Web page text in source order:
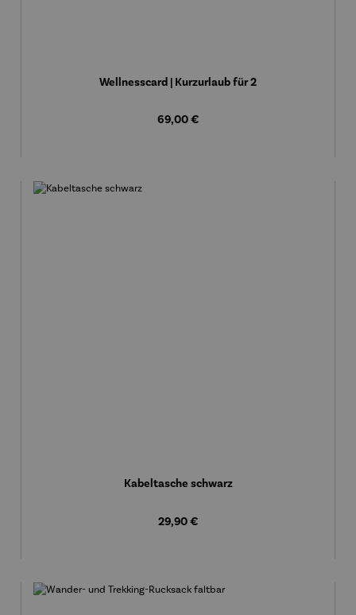
Wellnesscard | Kurzurlaub für 2
Regulärer Preis:
69,00 €
Kabeltasche schwarz
Regulärer Preis:
29,90 €